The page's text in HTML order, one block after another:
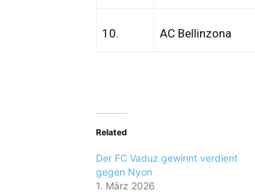
10. AC Bellinzona
Related
Der FC Vaduz gewinnt verdient
gegen Nyon
1. März 2026